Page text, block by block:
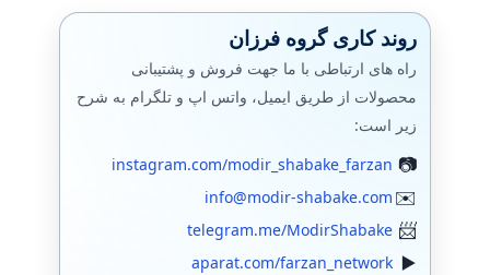
روند کاری گروه فرزان
راه های ارتباطی با ما جهت فروش و پشتیبانی
محصولات از طریق ایمیل، واتس اپ و تلگرام به شرح
زیر است:
instagram.com/modir_shabake_farzan
info@modir-shabake.com
telegram.me/ModirShabake
aparat.com/farzan_network